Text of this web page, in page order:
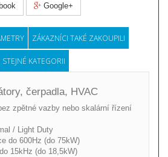
Google+
ZÁKAZNÍCI TAKÉ ZAKOUPILI
KATEGORII
čerpadla, HVAC
zpětné vazby nebo skalární řízení
/ Light Duty
do 600Hz (do 75kW)
15kHz (do 18,5kW)